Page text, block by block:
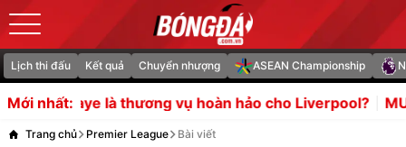
Lịch thi đấu Kết quả Chuyển nhượng ASEAN Championship
Mới nhất:vụ hoàn hảo cho Liverpool? MU tranh Endrick
Trang chủ Premier League Bài viết